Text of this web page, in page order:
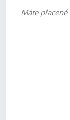
Máte